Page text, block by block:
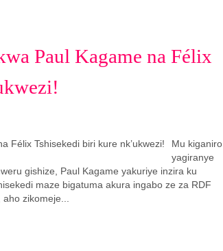
Paul Kagame na Félix
Mu kiganiro
yagiranye
gishize, Paul Kagame yakuriye inzira ku
maze bigatuma akura ingabo ze za RDF
zikomeje...